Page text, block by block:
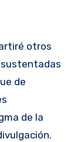
otros
de
de la